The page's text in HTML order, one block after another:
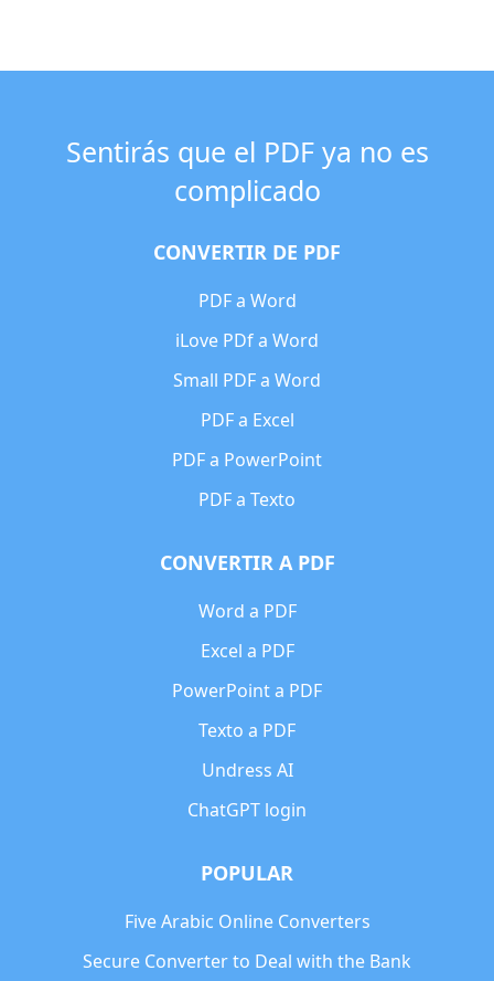
Sentirás que el PDF ya no es
complicado
CONVERTIR DE PDF
PDF a Word
iLove PDf a Word
Small PDF a Word
PDF a Excel
PDF a PowerPoint
PDF a Texto
CONVERTIR A PDF
Word a PDF
Excel a PDF
PowerPoint a PDF
Texto a PDF
Undress AI
ChatGPT login
POPULAR
Five Arabic Online Converters
Secure Converter to Deal with the Bank